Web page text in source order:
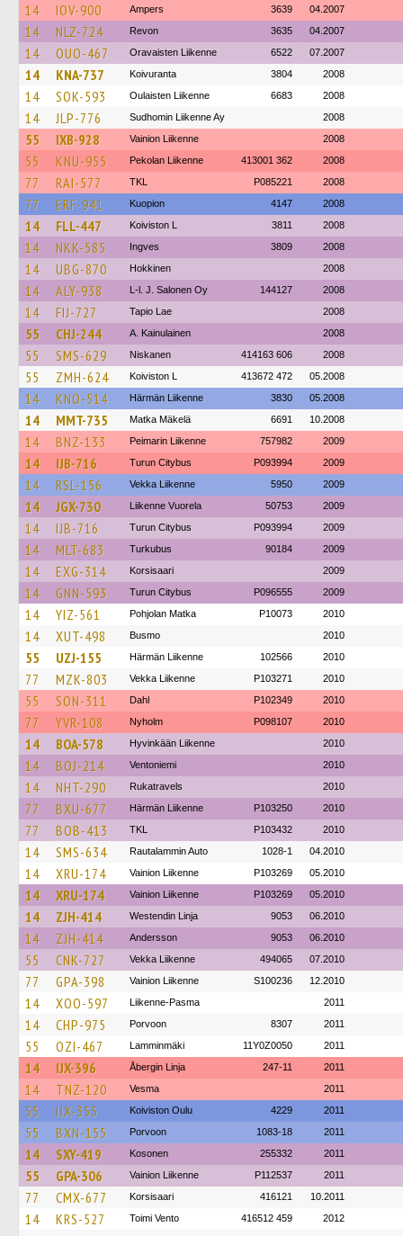
14 IOV-900 Ampers 3639 04.2007
14 NLZ-724 Revon 3635 04.2007
14 OUO-467 Oravaisten Liikenne 6522 07.2007
14 KNA-737 Koivuranta 3804 2008
14 SOK-593 Oulaisten Liikenne 6683 2008
14 JLP-776 Sudhomin Liikenne Ay 2008
55 IXB-928 Vainion Liikenne 2008
55 KNU-955 Pekolan Liikenne 413001 362 2008
77 RAI-577 TKL P085221 2008
77 ERF-941 Kuopion 4147 2008
14 FLL-447 Koiviston L 3811 2008
14 NKK-585 Ingves 3809 2008
14 UBG-870 Hokkinen 2008
14 ALY-938 L-l. J. Salonen Oy 144127 2008
14 FIJ-727 Tapio Lae 2008
55 CHJ-244 A. Kainulainen 2008
55 SMS-629 Niskanen 414163 606 2008
55 ZMH-624 Koiviston L 413672 472 05.2008
14 KNO-514 Härmän Liikenne 3830 05.2008
14 MMT-735 Matka Mäkelä 6691 10.2008
14 BNZ-133 Peimarin Liikenne 757982 2009
14 IJB-716 Turun Citybus P093994 2009
14 RSL-156 Vekka Liikenne 5950 2009
14 JGX-730 Liikenne Vuorela 50753 2009
14 IJB-716 Turun Citybus P093994 2009
14 MLT-683 Turkubus 90184 2009
14 EXG-314 Korsisaari 2009
14 GNN-593 Turun Citybus P096555 2009
14 YIZ-561 Pohjolan Matka P10073 2010
14 XUT-498 Busmo 2010
55 UZJ-155 Härmän Liikenne 102566 2010
77 MZK-803 Vekka Liikenne P103271 2010
55 SON-311 Dahl P102349 2010
77 YVR-108 Nyholm P098107 2010
14 BOA-578 Hyvinkään Liikenne 2010
14 BOJ-214 Ventoniemi 2010
14 NHT-290 Rukatravels 2010
77 BXU-677 Härmän Liikenne P103250 2010
77 BOB-413 TKL P103432 2010
14 SMS-634 Rautalammin Auto 1028-1 04.2010
14 XRU-174 Vainion Liikenne P103269 05.2010
14 XRU-174 Vainion Liikenne P103269 05.2010
14 ZJH-414 Westendin Linja 9053 06.2010
14 ZJH-414 Andersson 9053 06.2010
55 CNK-727 Vekka Liikenne 494065 07.2010
77 GPA-398 Vainion Liikenne S100236 12.2010
14 XOO-597 Liikenne-Pasma 2011
14 CHP-975 Porvoon 8307 2011
55 OZI-467 Lamminmäki 11Y0Z0050 2011
14 IJX-396 Åbergin Linja 247-11 2011
14 TNZ-120 Vesma 2011
55 IJX-355 Koiviston Oulu 4229 2011
55 BXN-155 Porvoon 1083-18 2011
14 SXY-419 Kosonen 255332 2011
55 GPA-306 Vainion Liikenne P112537 2011
77 CMX-677 Korsisaari 416121 10.2011
14 KRS-527 Toimi Vento 416512 459 2012